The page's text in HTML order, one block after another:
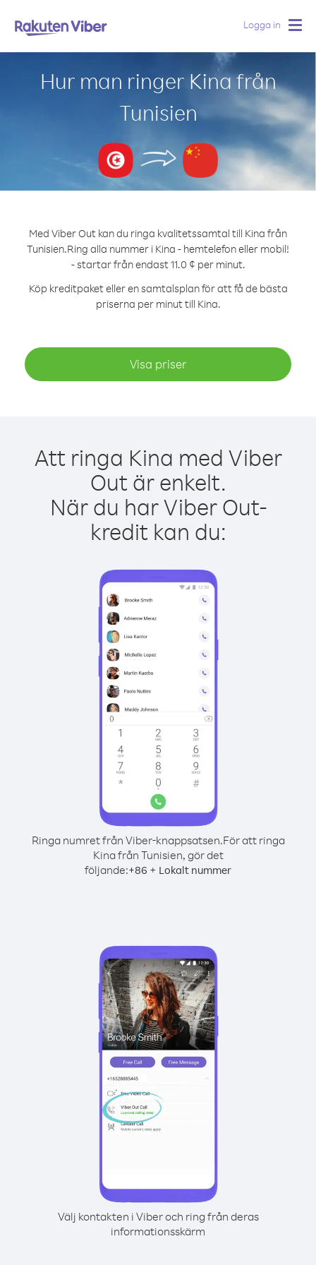
Logga in
Hur man ringer Kina från
Tunisien
Med Viber Out kan du ringa kvalitetssamtal till Kina från
Tunisien.Ring alla nummer i Kina - hemtelefon eller mobil!
- startar från endast 11.0 ¢ per minut.
Köp kreditpaket eller en samtalsplan för att få de bästa
priserna per minut till Kina.
Visa priser
Att ringa Kina med Viber
Out är enkelt.
När du har Viber Out-
kredit kan du:
Ringa numret från Viber-knappsatsen.För att ringa
Kina från Tunisien, gör det
följande:+86 + Lokalt nummer
Välj kontakten i Viber och ring från deras
informationsskärm